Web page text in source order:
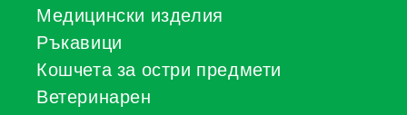
Медицински изделия
Ръкавици
Кошчета за остри предмети
Ветеринарен